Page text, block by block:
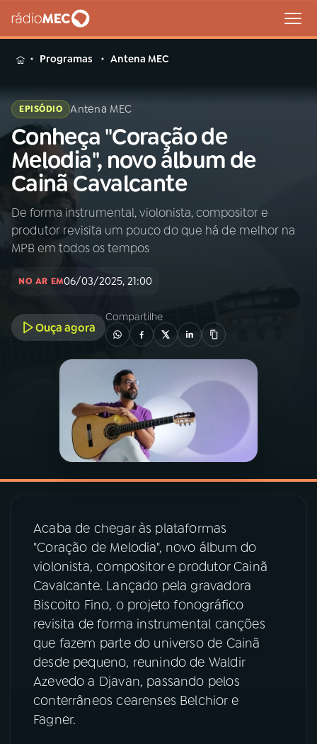
MENU
Buscar
na
Rádio
MEC
Buscar
Início AO VIVO
PROGRAMAS
PODCASTS
08PRÊMIO RÁDIO MEC
YouTube Facebook
Instagram X
Programas Antena MEC
EPISÓDIO Antena MEC
Conheça "Coração de
Melodia", novo álbum de
Cainã Cavalcante
De forma instrumental, violonista, compositor e
produtor revisita um pouco do que há de melhor na
MPB em todos os tempos
NO AR EM06/03/2025, 21:00
Ouça agora
Compartilhe
Acaba de chegar às plataformas
"Coração de Melodia", novo álbum do
violonista, compositor e produtor Cainã
Cavalcante. Lançado pela gravadora
Biscoito Fino, o projeto fonográfico
revisita de forma instrumental canções
que fazem parte do universo de Cainã
desde pequeno, reunindo de Waldir
Azevedo a Djavan, passando pelos
conterrâneos cearenses Belchior e
Fagner.